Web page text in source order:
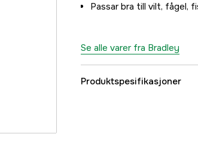
Passar bra till vilt, fågel,
Se alle varer fra Bradley
Produktspesifikasjoner